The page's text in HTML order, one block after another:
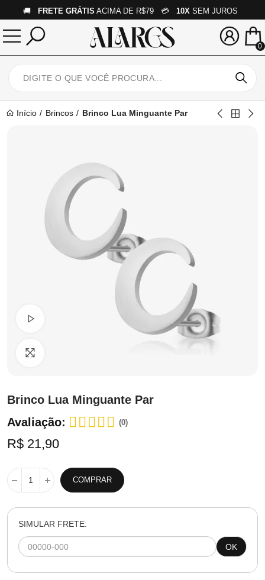
🚚 FRETE GRÁTIS ACIMA DE R$79 💳 10X SEM JUROS
0
Início Brincos Brinco Lua Minguante Par
Brinco Lua Minguante Par
Avaliação:
(0)
R$ 21,90
COMPRAR
SIMULAR FRETE:
OK